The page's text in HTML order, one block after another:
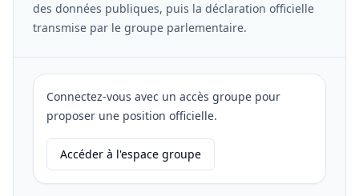
des données publiques, puis la déclaration officielle
transmise par le groupe parlementaire.
Connectez-vous avec un accès groupe pour
proposer une position officielle.
Accéder à l'espace groupe